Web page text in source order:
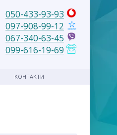
050-433-93-93
097-908-99-12
067-340-63-45
099-616-19-69
КОНТАКТИ